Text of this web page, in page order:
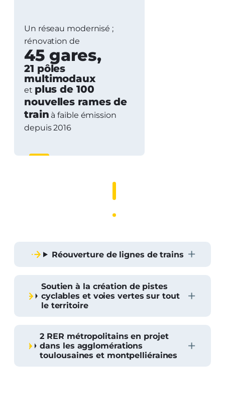
Un réseau modernisé ;
rénovation de
45 gares,
21 pôles
multimodaux
et plus de 100
nouvelles rames de
train à faible émission
depuis 2016
Réouverture de lignes de trains
Soutien à la création de pistes
cyclables et voies vertes sur tout
le territoire
2 RER métropolitains en projet
dans les agglomérations
toulousaines et montpelliéraines